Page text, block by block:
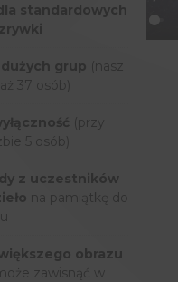
standardowych
dużych grup (nasz
37 osób)
(przy
5 osób)
z uczestników
na pamiątkę do
obrazu
zawisnąć w